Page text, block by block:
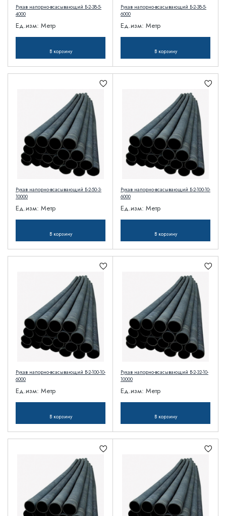
Рукав напорно-всасывающий Б-2-38-5-
4000
Ед.изм: Метр
В корзину
Рукав напорно-всасывающий Б-2-38-5-
6000
Ед.изм: Метр
В корзину
Рукав напорно-всасывающий Б-2-50-3-
10000
Ед.изм: Метр
В корзину
Рукав напорно-всасывающий Б-2-100-10-
6000
Ед.изм: Метр
В корзину
Рукав напорно-всасывающий В-2-100-10-
6000
Ед.изм: Метр
В корзину
Рукав напорно-всасывающий В-2-32-10-
10000
Ед.изм: Метр
В корзину